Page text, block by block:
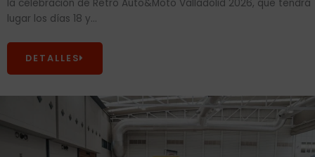
la celebración de Retro Auto&Moto Valladolid 2026, que tendrá
lugar los días 18 y...
DETALLES